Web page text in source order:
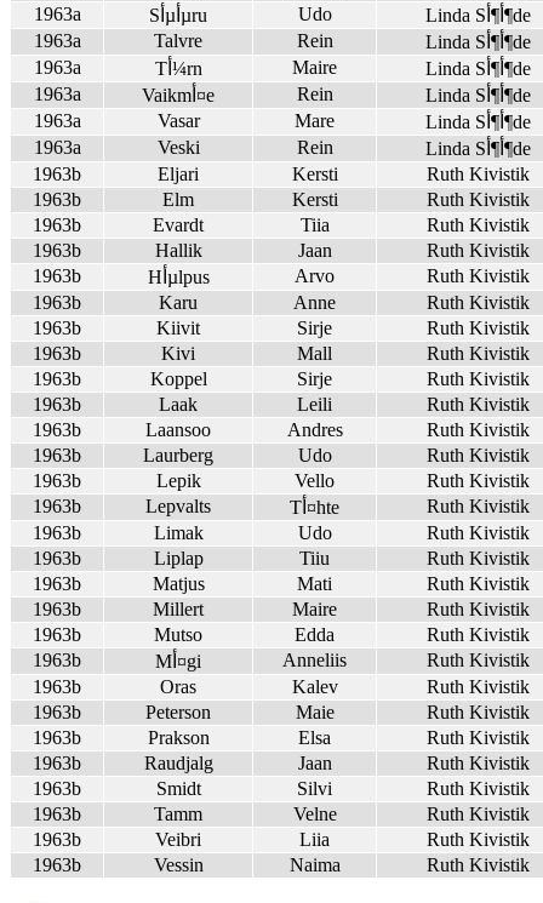
1963a
Sأµأµru Udo
Linda Sأ¶أ¶de
1963a
Talvre Rein
Linda Sأ¶أ¶de
1963a
Tأ¼rn Maire
Linda Sأ¶أ¶de
1963a
Vaikmأ¤e Rein
Linda Sأ¶أ¶de
1963a
Vasar Mare
Linda Sأ¶أ¶de
1963a
Veski Rein
Linda Sأ¶أ¶de
1963b
Eljari Kersti
Ruth Kivistik
1963b
Elm Kersti
Ruth Kivistik
1963b
Evardt Tiia
Ruth Kivistik
1963b
Hallik Jaan
Ruth Kivistik
1963b
Hأµlpus Arvo
Ruth Kivistik
1963b
Karu Anne
Ruth Kivistik
1963b
Kiivit Sirje
Ruth Kivistik
1963b
Kivi Mall
Ruth Kivistik
1963b
Koppel Sirje
Ruth Kivistik
1963b
Laak Leili
Ruth Kivistik
1963b
Laansoo Andres
Ruth Kivistik
1963b
Laurberg Udo
Ruth Kivistik
1963b
Lepik Vello
Ruth Kivistik
1963b
Lepvalts Tأ¤hte
Ruth Kivistik
1963b
Limak Udo
Ruth Kivistik
1963b
Liplap Tiiu
Ruth Kivistik
1963b
Matjus Mati
Ruth Kivistik
1963b
Millert Maire
Ruth Kivistik
1963b
Mutso Edda
Ruth Kivistik
1963b
Mأ¤gi Anneliis
Ruth Kivistik
1963b
Oras Kalev
Ruth Kivistik
1963b
Peterson Maie
Ruth Kivistik
1963b
Prakson Elsa
Ruth Kivistik
1963b
Raudjalg Jaan
Ruth Kivistik
1963b
Smidt Silvi
Ruth Kivistik
1963b
Tamm Velne
Ruth Kivistik
1963b
Veibri Liia
Ruth Kivistik
1963b
Vessin Naima Ruth Kivistik